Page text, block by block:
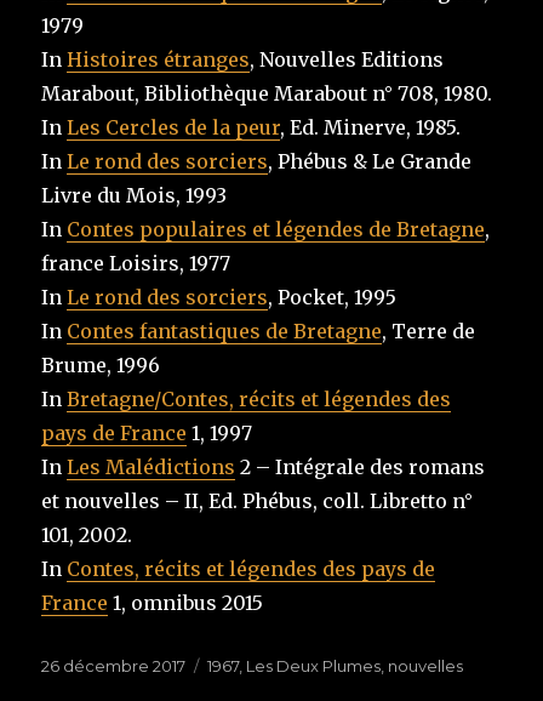
1979
InHistoires étranges, Nouvelles Editions
Marabout, Bibliothèque Marabout n° 708, 1980.
InLes Cercles de la peur, Ed. Minerve, 1985.
InLe rond des sorciers, Phébus & Le Grande
Livre du Mois, 1993
In Contes populaires et légendes de Bretagne,
france Loisirs, 1977
InLe rond des sorciers, Pocket, 1995
In Contes fantastiques de Bretagne, Terre de
Brume, 1996
InBretagne/Contes, récits et légendes des
pays de France 1, 1997
InLes Malédictions 2 – Intégrale des romans
et nouvelles – II, Ed. Phébus, coll. Libretto n°
101, 2002.
In Contes, récits et légendes des pays de
France 1, omnibus 2015
Publié
26 décembre 2017 Étiquettes
1967, Les Deux Plumes nouvelles